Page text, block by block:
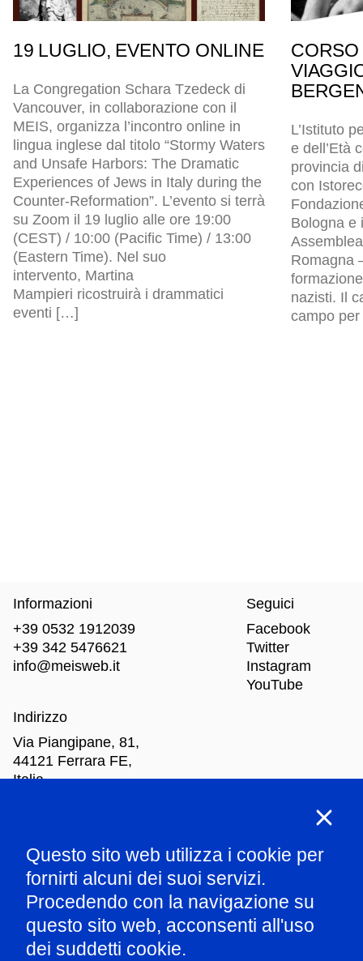
19 LUGLIO, EVENTO ONLINE
La Congregation Schara Tzedeck di
Vancouver, in collaborazione con il
MEIS, organizza l’incontro online in
lingua inglese dal titolo “Stormy Waters
and Unsafe Harbors: The Dramatic
Experiences of Jews in Italy during the
Counter-Reformation”. L’evento si terrà
su Zoom il 19 luglio alle ore 19:00
(CEST) / 10:00 (Pacific Time) / 13:00
(Eastern Time). Nel suo
intervento, Martina
Mampieri ricostruirà i drammatici
eventi […]
L’Istituto
e dell’Età
provincia
con
Bologna e
Romagna
nazisti. Il
campo
Questo sito web utilizza i cookie per
fornirti alcuni dei suoi servizi.
Procedendo con la navigazione su
questo sito web, acconsenti all'uso
dei suddetti cookie.
Informazioni
+39 0532 1912039
+39 342 5476621
info@meisweb.it
Indirizzo
Via Piangipane, 81,
44121 Ferrara FE,
Italia
Seguici
Facebook
Twitter
Instagram
YouTube
Mar-Dom: dalle 10.00 alle 18.00
Parla con il nostro staff
Amministrazione trasparente